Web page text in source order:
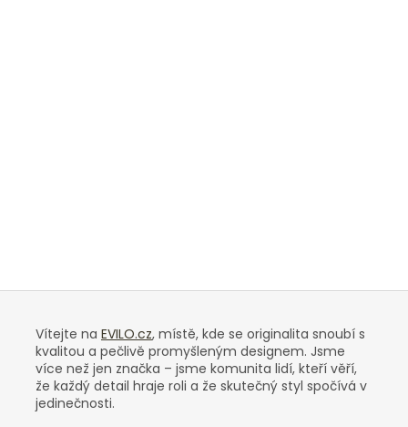
Vítejte na EVILO.cz, místě, kde se originalita snoubí s
kvalitou a pečlivě promyšleným designem. Jsme
více než jen značka – jsme komunita lidí, kteří věří,
že každý detail hraje roli a že skutečný styl spočívá v
jedinečnosti.